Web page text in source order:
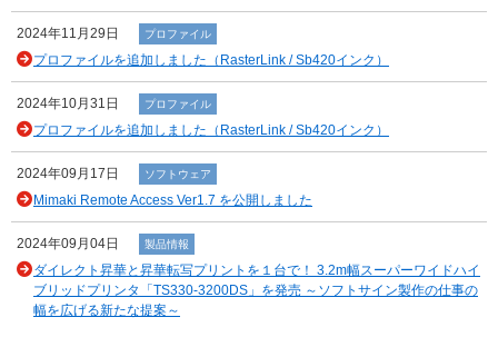
2024年11月29日 プロファイル
プロファイルを追加しました（RasterLink / Sb420インク）
2024年10月31日 プロファイル
プロファイルを追加しました（RasterLink / Sb420インク）
2024年09月17日 ソフトウェア
Mimaki Remote Access Ver1.7 を公開しました
2024年09月04日 製品情報
ダイレクト昇華と昇華転写プリントを１台で！ 3.2m幅スーパーワイドハイ
ブリッドプリンタ「TS330-3200DS」を発売 ～ソフトサイン製作の仕事の
幅を広げる新たな提案～